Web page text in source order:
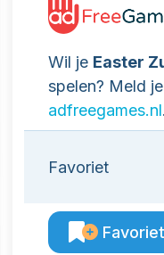
Wil je Easter
spelen? Meld
adfreegames.nl.
Favoriet
Favoriet